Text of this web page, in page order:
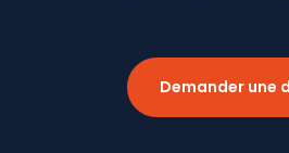
Demander une